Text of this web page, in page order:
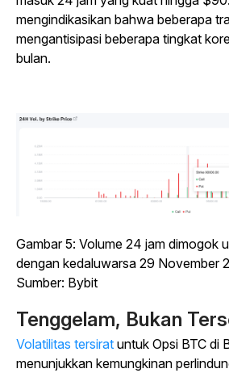
mengindikasikan bahwa beberapa
mengantisipasi beberapa tingkat
bulan.
Gambar 5: Volume 24 jam dimogok
dengan kedaluwarsa 29 November
Sumber: Bybit
Tenggelam, Bukan
Volatilitas tersirat untuk Opsi BTC di
menunjukkan kemungkinan